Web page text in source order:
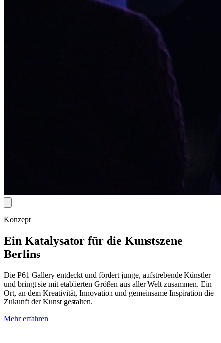
Konzept
Ein Katalysator für die Kunstszene
Berlins
Die P61 Gallery entdeckt und fördert junge, aufstrebende Künstler
und bringt sie mit etablierten Größen aus aller Welt zusammen. Ein
Ort, an dem Kreativität, Innovation und gemeinsame Inspiration die
Zukunft der Kunst gestalten.
Mehr erfahren